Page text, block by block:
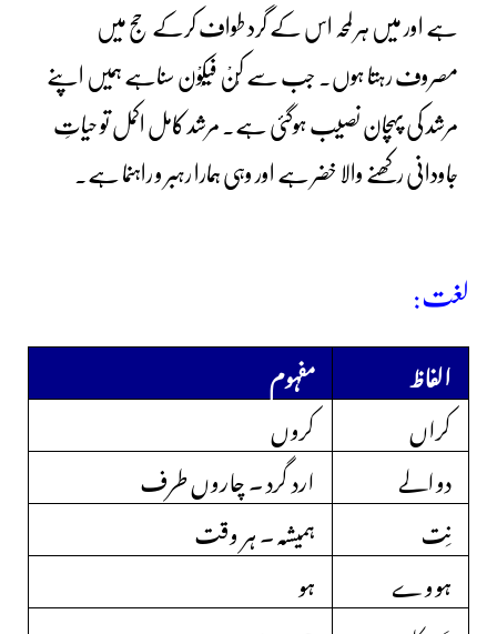
ہے اور میں ہر لمحہ اس کے گرد طواف کرکے حج میں
مصروف رہتا ہوں۔ جب سے کُنْ فَیَکُوْن سناہے ہمیں اپنے
مرشد کی پہچان نصیب ہوگئی ہے۔ مرشد کامل اکمل تو حیاتِ
جاودانی رکھنے والا خضر ہے اور وہی ہمارا رہبر و راہنما ہے۔
لغت:
الفاظ
مفہوم
کراں
کروں
دوالے
ارد گرد ۔ چاروں طرف
نِت
ہمیشہ ۔ ہر وقت
ہووے
ہو